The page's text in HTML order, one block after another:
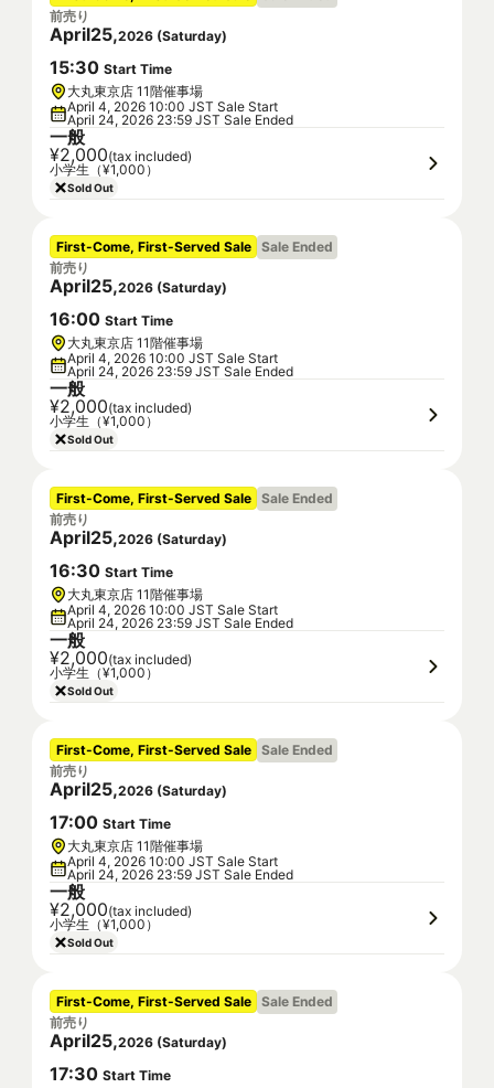
前売り
April25,2026 (Saturday)
15:30 Start Time
大丸東京店 11階催事場
April 4, 2026 10:00 JST Sale Start
April 24, 2026 23:59 JST Sale Ended
一般
¥2,000(tax included)
小学生（¥1,000）
Sold Out
First-Come, First-Served Sale Sale Ended
前売り
April25,2026 (Saturday)
16:00 Start Time
大丸東京店 11階催事場
April 4, 2026 10:00 JST Sale Start
April 24, 2026 23:59 JST Sale Ended
一般
¥2,000(tax included)
小学生（¥1,000）
Sold Out
First-Come, First-Served Sale Sale Ended
前売り
April25,2026 (Saturday)
16:30 Start Time
大丸東京店 11階催事場
April 4, 2026 10:00 JST Sale Start
April 24, 2026 23:59 JST Sale Ended
一般
¥2,000(tax included)
小学生（¥1,000）
Sold Out
First-Come, First-Served Sale Sale Ended
前売り
April25,2026 (Saturday)
17:00 Start Time
大丸東京店 11階催事場
April 4, 2026 10:00 JST Sale Start
April 24, 2026 23:59 JST Sale Ended
一般
¥2,000(tax included)
小学生（¥1,000）
Sold Out
First-Come, First-Served Sale Sale Ended
前売り
April25,2026 (Saturday)
17:30 Start Time